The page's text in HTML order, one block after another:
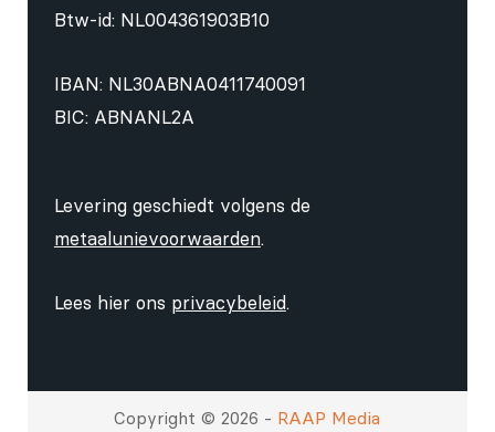
Btw-id: NL004361903B10
IBAN: NL30ABNA0411740091
BIC: ABNANL2A
Levering geschiedt volgens de
metaalunievoorwaarden.
Lees hier ons privacybeleid.
Copyright © 2026 - RAAP Media